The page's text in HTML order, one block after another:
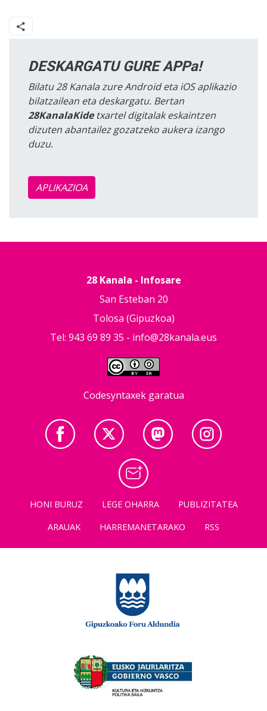
DESKARGATU GURE APPa!
Bilatu 28 Kanala zure Android eta iOS aplikazio
bilatzailean eta deskargatu. Bertan
28KanalaKidetxartel digitalak eskaintzen
dizuten abantailez gozatzeko aukera izango
duzu.
APLIKAZIOA
28 Kanala - Infosare
San Esteban 20
Tolosa (Gipuzkoa)
Tel: 943 69 89 35 - info@28kanala.eus
Codesyntaxek garatua
HONI BURUZ LEGE OHARRA
PUBLIZITATEA
ARAUAK
HARREMANETARAKO RSS